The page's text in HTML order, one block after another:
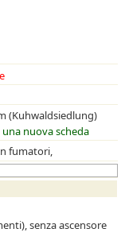
(Kuhwaldsiedlung)
nuova scheda
fumatori,
senza ascensore